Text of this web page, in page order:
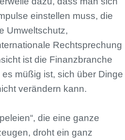
einstellen muss, die
Umweltschutz,
Rechtsprechung
ist die Finanzbranche
müßig ist, sich über Dinge
verändern kann.
die eine ganze
droht ein ganz